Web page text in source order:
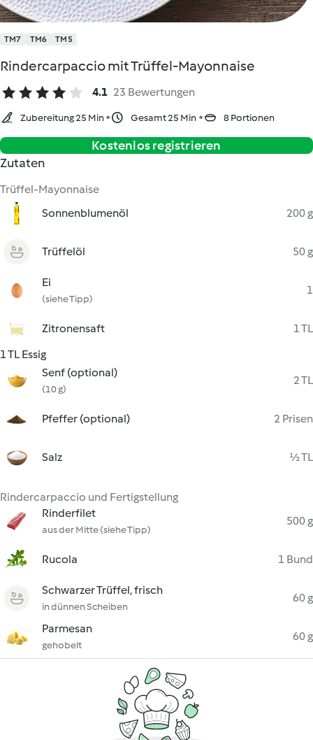
TM7 TM6 TM5
Rindercarpaccio mit Trüffel-Mayonnaise
4.1 23 Bewertungen
Zubereitung 25 Min Gesamt 25 Min 8 Portionen
Kostenlos registrieren
Zutaten
Trüffel-Mayonnaise
Sonnenblumenöl
200 g
Trüffelöl 50 g
Ei
(siehe Tipp)
1
Zitronensaft
1 TL
1 TL Essig
Senf (optional)
(10 g)
2 TL
Pfeffer (optional) 2 Prisen
Salz ½ TL
Rindercarpaccio und Fertigstellung
Rinderfilet
aus der Mitte (siehe Tipp)
500 g
Rucola 1 Bund
Schwarzer Trüffel, frisch
in dünnen Scheiben
60 g
Parmesan
gehobelt
60 g